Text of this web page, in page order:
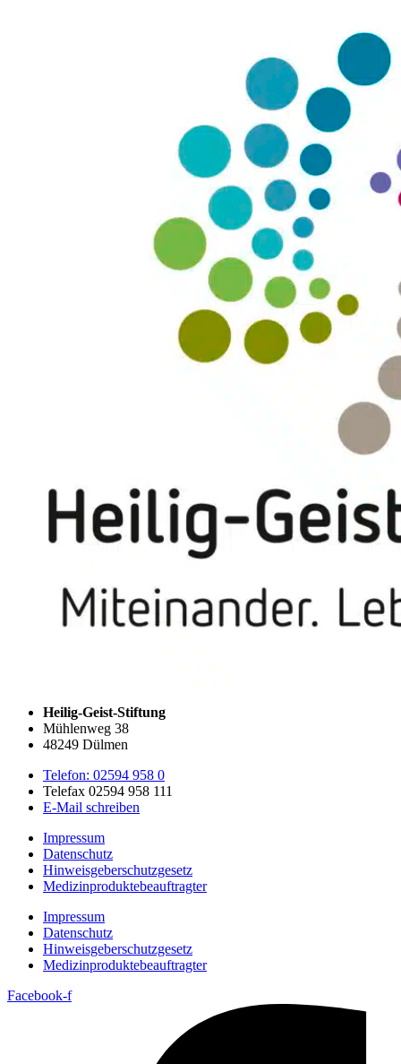
Heilig-Geist-Stiftung
Mühlenweg 38
48249 Dülmen
Telefon: 02594 958 0
Telefax 02594 958 111
E-Mail schreiben
Impressum
Datenschutz
Hinweisgeberschutzgesetz
Medizin­produkte­beauftragter
Impressum
Datenschutz
Hinweisgeberschutzgesetz
Medizin­produkte­beauftragter
Facebook-f